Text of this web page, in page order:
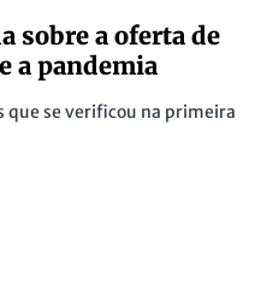
sobre a oferta de
a pandemia
que se verificou na primeira